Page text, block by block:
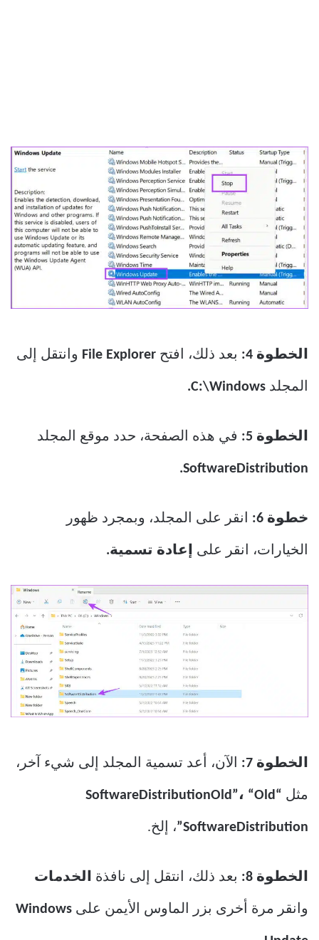
الخطوة 4: بعد ذلك، افتح File Explorer وانتقل إلى
المجلد C:\Windows.
الخطوة 5: في هذه الصفحة، حدد موقع المجلد
SoftwareDistribution.
خطوة 6: انقر على المجلد، وبمجرد ظهور
الخيارات، انقر على إعادة تسمية.
الخطوة 7: الآن، أعد تسمية المجلد إلى شيء آخر،
مثل “SoftwareDistributionOld”، “Old
SoftwareDistribution” ، إلخ.
الخطوة 8: بعد ذلك، انتقل إلى نافذة الخدمات
وانقر مرة أخرى بزر الماوس الأيمن على Windows